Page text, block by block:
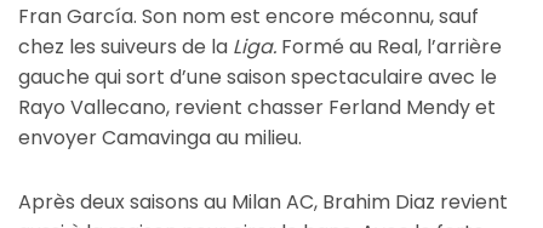
Fran García. Son nom est encore méconnu, sauf
chez les suiveurs de la Liga. Formé au Real, l’arrière
gauche qui sort d’une saison spectaculaire avec le
Rayo Vallecano, revient chasser Ferland Mendy et
envoyer Camavinga au milieu.
Après deux saisons au Milan AC, Brahim Diaz revient